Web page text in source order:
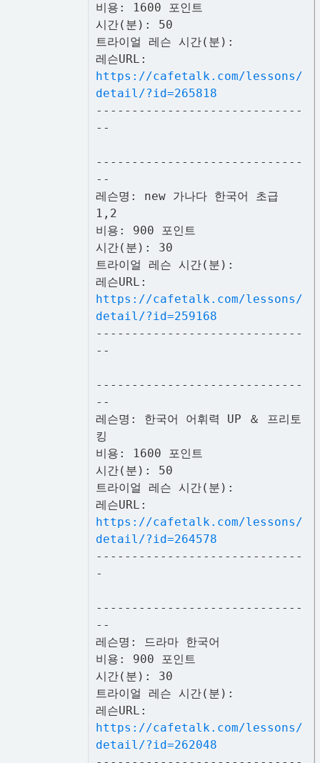
비용: 1600 포인트
시간(분): 50
트라이얼 레슨 시간(분):
레슨URL:
https://cafetalk.com/lessons/
detail/?id=265818
-----------------------------
--
-----------------------------
--
레슨명: new 가나다 한국어 초급
1,2
비용: 900 포인트
시간(분): 30
트라이얼 레슨 시간(분):
레슨URL:
https://cafetalk.com/lessons/
detail/?id=259168
-----------------------------
--
-----------------------------
--
레슨명: 한국어 어휘력 UP ＆ 프리토
킹
비용: 1600 포인트
시간(분): 50
트라이얼 레슨 시간(분):
레슨URL:
https://cafetalk.com/lessons/
detail/?id=264578
-----------------------------
-
-----------------------------
--
레슨명: 드라마 한국어
비용: 900 포인트
시간(분): 30
트라이얼 레슨 시간(분):
레슨URL:
https://cafetalk.com/lessons/
detail/?id=262048